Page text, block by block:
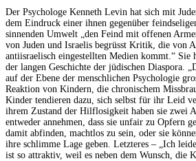
Der Psychologe Kenneth Levin hat sich mit
dem Eindruck einer ihnen gegenüber
sinnenden Umwelt „den Feind mit offenen
von Juden und Israelis begrüsst Kritik, die von
antiisraelisch eingestellten Medien kommt.“ Sie
der langen Geschichte der jüdischen Diaspora.
auf der Ebene der menschlichen Psychologie
Reaktion von Kindern, die chronischem
Kinder tendieren dazu, sich selbst für ihr Leid
ihrem Zustand der Hilflosigkeit haben sie zwei
entweder annehmen, dass sie unfair zu Opfern
damit abfinden, machtlos zu sein, oder sie
ihre schlimme Lage geben. Letzteres – „Ich
ist so attraktiv, weil es neben dem Wunsch, die